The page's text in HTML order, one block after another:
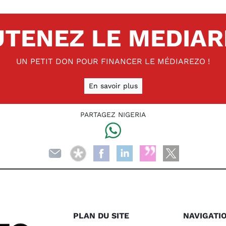
LE
UN PETIT DON POUR FINANCER LE MÉDIAREZO !
En savoir plus
PARTAGEZ NIGERIA
PLAN DU SITE